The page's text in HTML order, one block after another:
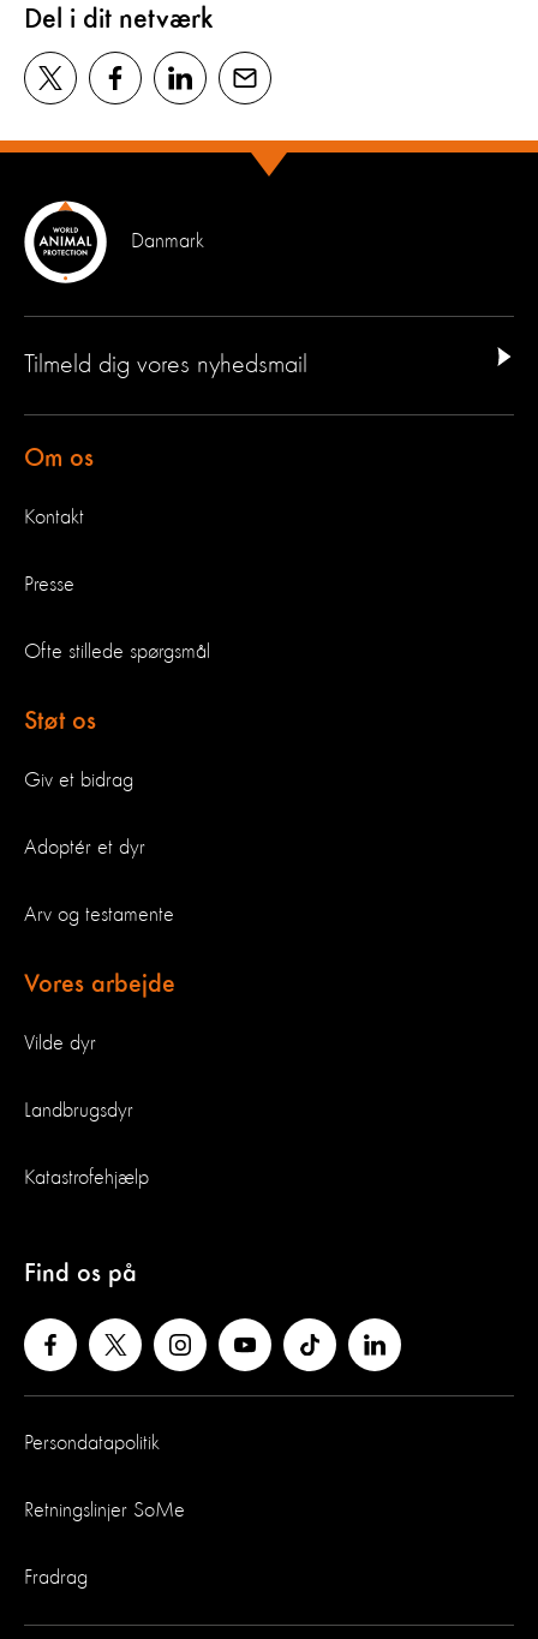
Del i dit netværk
Danmark
Tilmeld dig vores nyhedsmail
Om os
Kontakt
Presse
Ofte stillede spørgsmål
Støt os
Giv et bidrag
Adoptér et dyr
Arv og testamente
Vores arbejde
Vilde dyr
Landbrugsdyr
Katastrofehjælp
Find os på
Persondatapolitik
Retningslinjer SoMe
Fradrag